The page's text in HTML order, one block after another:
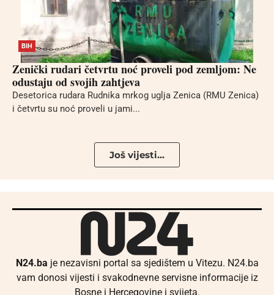
BIH
Zenički rudari četvrtu noć proveli pod zemljom: Ne
odustaju od svojih zahtjeva
Desetorica rudara Rudnika mrkog uglja Zenica (RMU Zenica)
i četvrtu su noć proveli u jami...
Još vijesti...
N24.ba je nezavisni portal sa sjedištem u Vitezu. N24.ba
vam donosi vijesti i svakodnevne servisne informacije iz
Bosne i Hercegovine i svijeta.